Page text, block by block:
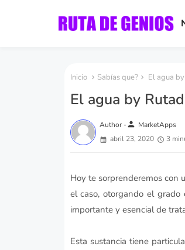
Inicio Sabías que? El agua
El agua by
Author -person MarketApps
abril 23, 2020
3
Hoy te sorprenderemos con
el caso, otorgando el
importante y esencial de
Esta sustancia tiene